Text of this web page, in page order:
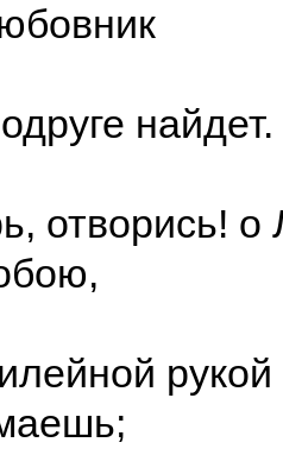
найдет.
отворись! о
рукой